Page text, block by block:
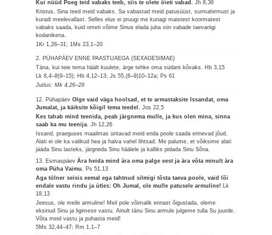
Kui nüüd Poeg teid vabaks teeb, siis te olete õieti vabad.Jh 8,36
Kristus, Sina teed meid vabaks. Sa vabastad meid patusüüst, surmahirmust ja
kuradi meelevallast. Selles elus ei pruugi me kunagi maistest koormatest
vabaks saada, kuid ometi võime Sinus elada juba siin vabade taevariigi
kodanikena.
1Kr 1,26–31; 1Ms 23,1–20
2. PÜHAPÄEV ENNE PAASTUAEGA (SEXAGESIMAE)
Täna, kui teie tema häält kuulete, ärge tehke oma südant kõvaks. Hb 3,15
Lk 8,4–8(9–15); Hb 4,12–13; Js 55,(6–9)10–12a; Ps 61
Jutlus: Mk 4,26–29
12. PühapäevOlge vaid väga hoolsad, et te armastaksite Issandat, oma
Jumalat, ja käiksite kõigil tema teedel.Jos 22,5
Kes tahab mind teenida, peab järgnema mulle, ja kus olen mina, sinna
saab ka mu teenija.Jh 12,26
Issand, praeguses maailmas üritavad meid enda poole saada erinevad jõud.
Alati ei ole ka valikud hea ja halva vahel lihtsad. Me palume, et võiksime alati
jääda Sinu lasteks, järgneda Sinu häälele ja kalliks pidada Sinu Sõna.
13. EsmaspäevÄra heida mind ära oma palge eest ja ära võta minult ära
oma Püha Vaimu. Ps 51,13
Aga tölner seisis eemal ega tahtnud silmigi tõsta taeva poole, vaid lõi
endale vastu rindu ja ütles: Oh Jumal, ole mulle patusele armuline!
Lk
18,13
Jeesus, ole meile armuline! Meil pole võimalik ennast õigustada, oleme
eksinud Sinu ja ligimese vastu. Ainult tänu Sinu armule julgeme tulla Su juurde.
Võta meid vastu ja puhasta meid!
5Ms 32,44–47; Rm 1,1–7